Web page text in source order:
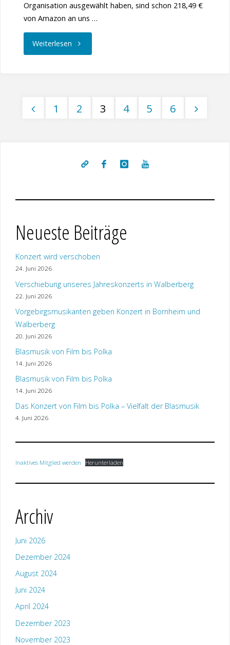
Organisation ausgewählt haben, sind schon 218,49 €
von Amazon an uns …
Weiterlesen"Werbung
Unterstützung"
Beiträge
1 2 3 4 5 6
Neueste Beiträge
Konzert wird verschoben
24. Juni 2026
Verschiebung unseres Jahreskonzerts in Walberberg
22. Juni 2026
Vorgebirgsmusikanten geben Konzert in Bornheim und
Walberberg
20. Juni 2026
Blasmusik von Film bis Polka
14. Juni 2026
Blasmusik von Film bis Polka
14. Juni 2026
Das Konzert von Film bis Polka – Vielfalt der Blasmusik
4. Juni 2026
Inaktives Mitglied werden Herunterladen
Archiv
Juni 2026
Dezember 2024
August 2024
Juni 2024
April 2024
Dezember 2023
November 2023